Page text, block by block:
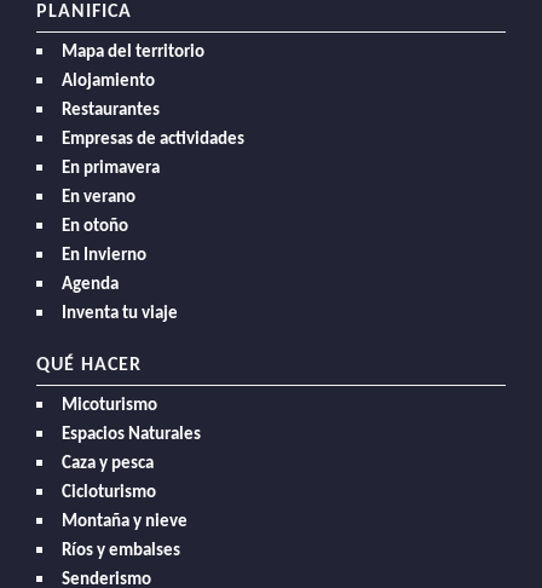
PLANIFICA
Mapa del territorio
Alojamiento
Restaurantes
Empresas de actividades
En primavera
En verano
En otoño
En Invierno
Agenda
Inventa tu viaje
QUÉ HACER
Micoturismo
Espacios Naturales
Caza y pesca
Cicloturismo
Montaña y nieve
Ríos y embalses
Senderismo